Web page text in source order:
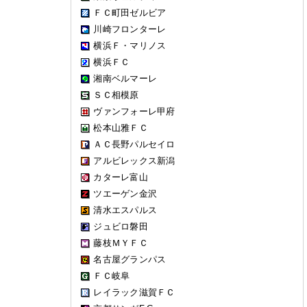
ＦＣ町田ゼルビア
川崎フロンターレ
横浜Ｆ・マリノス
横浜ＦＣ
湘南ベルマーレ
ＳＣ相模原
ヴァンフォーレ甲府
松本山雅ＦＣ
ＡＣ長野パルセイロ
アルビレックス新潟
カターレ富山
ツエーゲン金沢
清水エスパルス
ジュビロ磐田
藤枝ＭＹＦＣ
名古屋グランパス
ＦＣ岐阜
レイラック滋賀ＦＣ